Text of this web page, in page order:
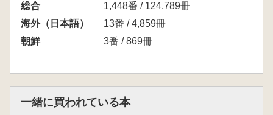
第4節 高句麗瓦の編年
第4章 高句麗都城関係遺跡の検討
第1節 桓仁地域の都城関係遺跡
総合
1,448番 / 124,789冊
海外（日本語）
13番 / 4,859冊
朝鮮
3番 / 869冊
一緒に買われている本